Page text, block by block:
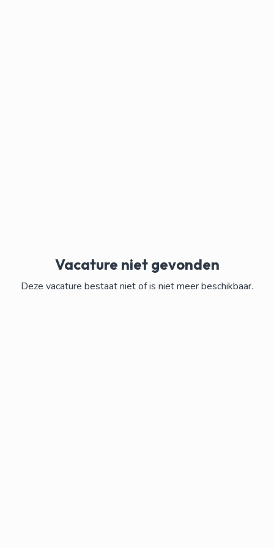
Vacature niet gevonden
Deze vacature bestaat niet of is niet meer beschikbaar.